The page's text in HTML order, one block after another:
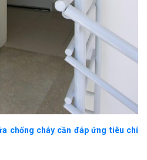
chống cháy cần đáp ứng tiêu chí